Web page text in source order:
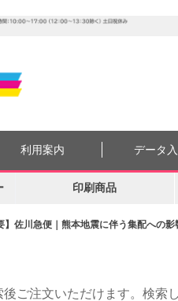
】佐川急便｜熊本地震に伴う集配への
利用案内 データ
印刷商品
ご注文いただけます。検索